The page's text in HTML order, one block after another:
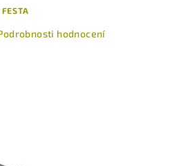
FESTA
hodnocení